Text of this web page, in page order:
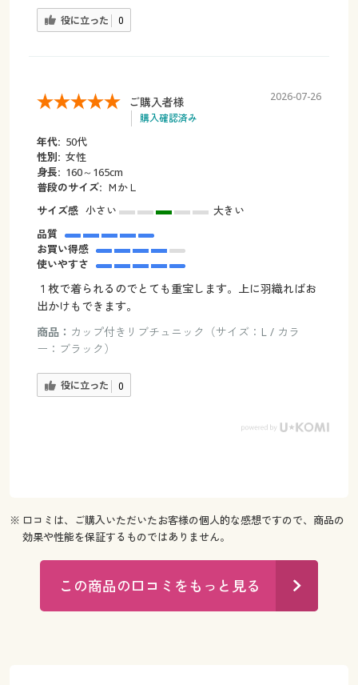
役に立った 0
ご購入者様
購入確認済み
2026-07-26
年代: 50代
性別: 女性
身長: 160～165cm
普段のサイズ: ＭかＬ
サイズ感 小さい
大きい
品質
お買い得感
使いやすさ
１枚で着られるのでとても重宝します。上に羽織ればお
出かけもできます。
商品： カップ付きリブチュニック（サイズ：L / カラ
ー：ブラック）
役に立った 0
※ 口コミは、ご購入いただいたお客様の個人的な感想ですので、商品の
効果や性能を保証するものではありません。
この商品の口コミをもっと見る